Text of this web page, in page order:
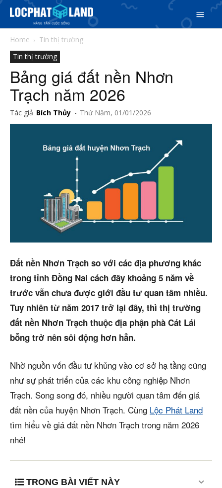
Search
Search
(11 Reviews)
Phiên bản cập nhật V3
& tìm kiếm nhanh chóng hơn
Trang chủ
Mua bán
Cho thuê
Thị trường
Liên hệ
Search
5/5(11 Reviews)
Home
Tin thị trường
Tin thị trường
Bảng giá đất nền Nhơn
Trạch năm 2026
Tác giả Bích Thủy - Thứ Năm, 01/01/2026
Đất nền Nhơn Trạch so với các địa phương khác
trong tỉnh Đồng Nai cách đây khoảng 5 năm về
trước vẫn chưa được giới đầu tư quan tâm nhiều.
Tuy nhiên từ năm 2017 trở lại đây, thì thị trường
đất nền Nhơn Trạch thuộc địa phận phà Cát Lái
bỗng trở nên sôi động hơn hẳn.
Nhờ nguồn vốn đầu tư khủng vào cơ sở hạ tầng cũng
như sự phát triển của các khu công nghiệp Nhơn
Trạch. Song song đó, nhiều người quan tâm đến giá
đất nền của huyện Nhơn Trạch. Cùng Lộc Phát Land
tìm hiểu về giá đất nền Nhơn Trạch trong năm 2026
nhé!
TRONG BÀI VIẾT NÀY